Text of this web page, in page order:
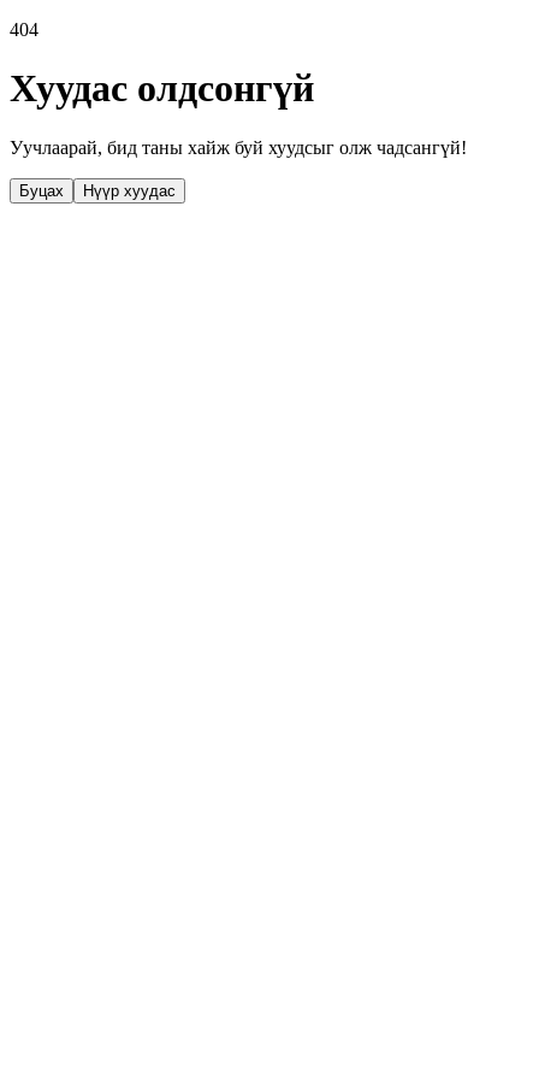
404
Хуудас олдсонгүй
Уучлаарай, бид таны хайж буй хуудсыг олж чадсангүй!
Буцах Нүүр хуудас